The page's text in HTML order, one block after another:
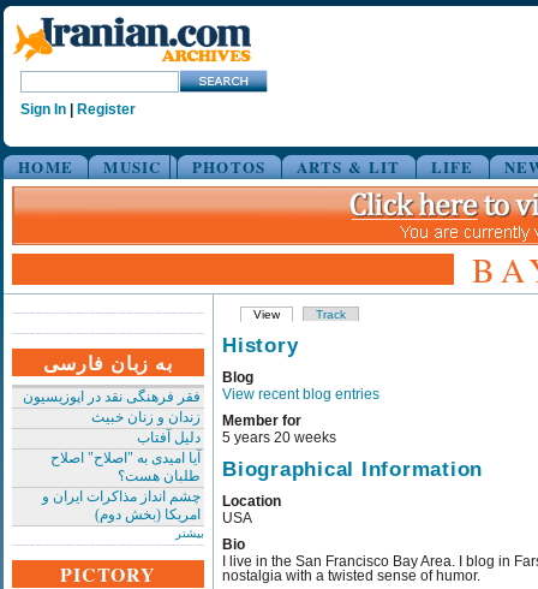
Sign In Register
HOME MUSIC PHOTOS ARTS & LIT LIFE
به زبان فارسی
فقر فرهنگی نقد در اپوزیسیون
زندان و زنان خبیث
دلیل آفتاب
آیا امیدی به "اصلاح" اصلاح
طلبان هست؟
چشم انداز مذاکرات ایران و
امریکا (بخش دوم)
بیشتر
PICTORY
View Track
History
Blog
View recent blog entries
Member for
5 years 20 weeks
Biographical Information
Location
USA
Bio
I live in the San Francisco Bay Area. I blog in
nostalgia with a twisted sense of humor.